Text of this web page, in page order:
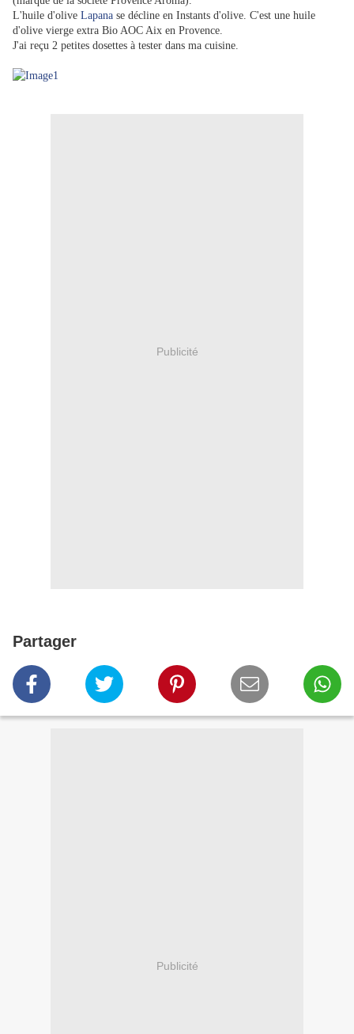
L'huile d'olive Lapana se décline en Instants d'olive. C'est une huile
d'olive vierge extra Bio AOC Aix en Provence.
J'ai reçu 2 petites dosettes à tester dans ma cuisine.
Publicité
Partager
Publicité